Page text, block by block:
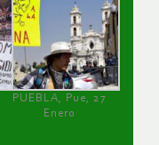
PUEBLA, Pue, 27
Enero